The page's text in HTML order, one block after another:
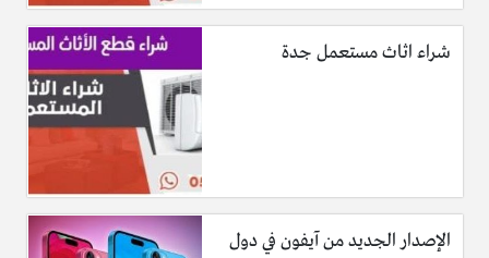
شراء اثاث مستعمل جدة
الإصدار الجديد من آيفون في دول